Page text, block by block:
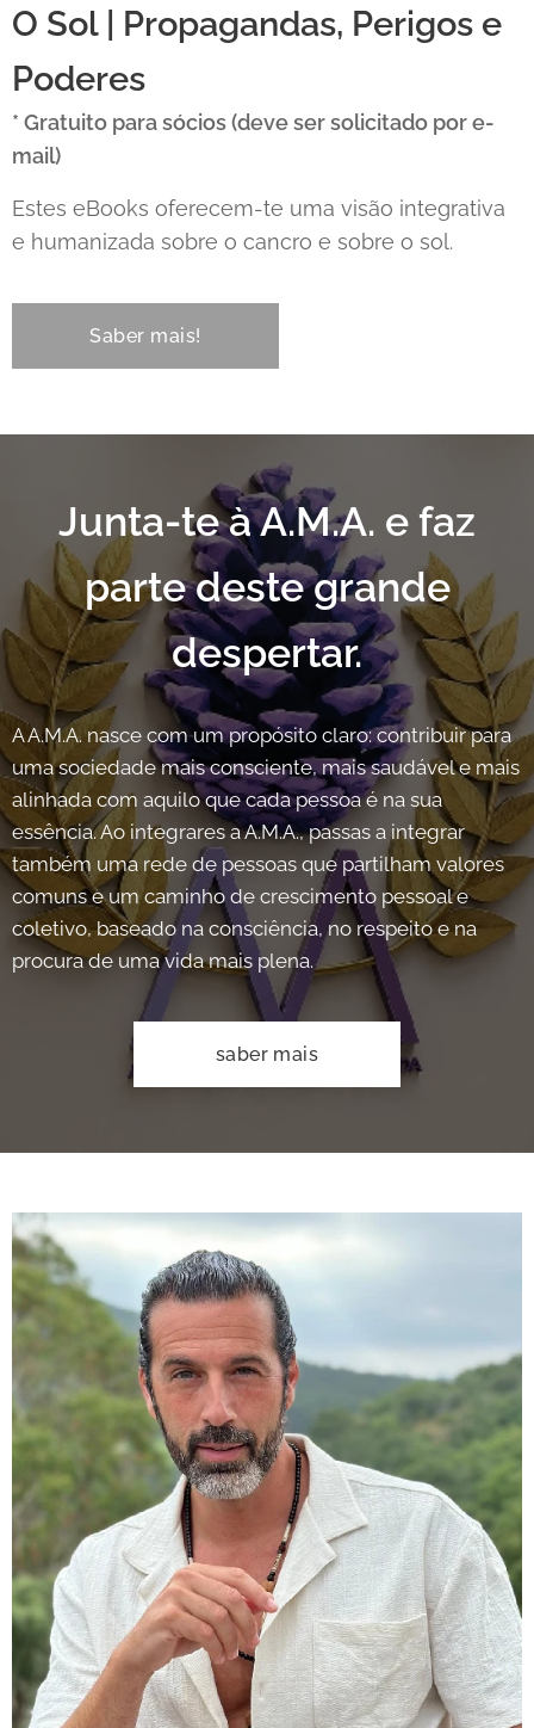
O Sol |
Propagandas, Perigos e
Poderes
* Gratuito para sócios (deve ser solicitado por e-
mail)
Estes eBooks oferecem-te uma visão integrativa
e humanizada sobre o cancro e sobre o sol.
Saber mais!
Junta-te à A.M.A. e faz
parte deste grande
despertar.
A A.M.A. nasce com um propósito claro: contribuir para
uma sociedade mais consciente, mais saudável e mais
alinhada com aquilo que cada pessoa é na sua
essência. Ao integrares a A.M.A., passas a integrar
também uma rede de pessoas que partilham valores
comuns e um caminho de crescimento pessoal e
coletivo, baseado na consciência, no respeito e na
procura de uma vida mais plena.
saber mais